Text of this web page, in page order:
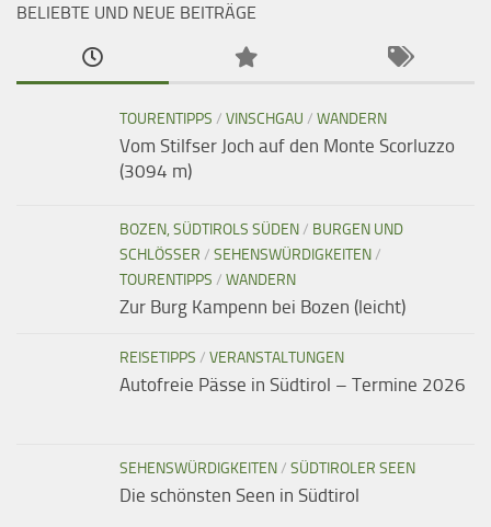
BELIEBTE UND NEUE BEITRÄGE
TOURENTIPPS / VINSCHGAU / WANDERN
Vom Stilfser Joch auf den Monte Scorluzzo
(3094 m)
BOZEN, SÜDTIROLS SÜDEN/ BURGEN UND
SCHLÖSSER / SEHENSWÜRDIGKEITEN/
TOURENTIPPS / WANDERN
Zur Burg Kampenn bei Bozen (leicht)
REISETIPPS / VERANSTALTUNGEN
Autofreie Pässe in Südtirol – Termine 2026
SEHENSWÜRDIGKEITEN/ SÜDTIROLER SEEN
Die schönsten Seen in Südtirol